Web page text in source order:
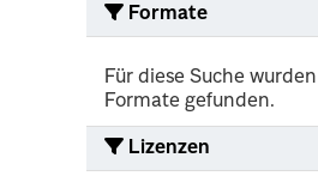
Formate
Für diese Suche
Formate gefunden.
Lizenzen